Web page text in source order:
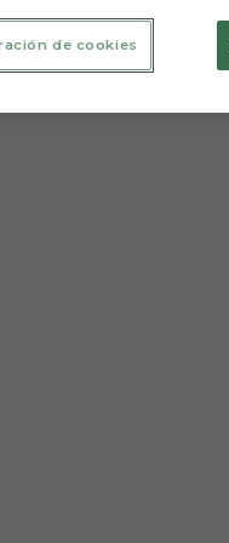
de cookies